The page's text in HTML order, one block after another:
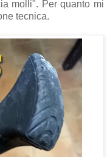
molli". Per quanto mi
tecnica.